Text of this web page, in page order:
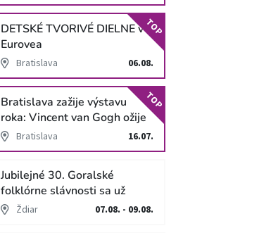
DETSKÉ TVORIVÉ DIELNE v
Eurovea
Bratislava 06.08.
TOP
Bratislava zažije výstavu
roka: Vincent van Gogh ožije
v unikátnej imerzívnej šou!
Bratislava 16.07.
TOP
Jubilejné 30. Goralské
folklórne slávnosti sa už
blížiaŽdiar 07.08. - 09.08.